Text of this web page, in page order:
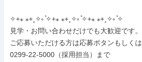
✧+⁎ ⁎+˳✧༚ ̊✧+⁎ ⁎+˳✧༚ ̊✧+⁎ ⁎+˳✧༚ ̊✧
見学・お問い合わせだけでも大歓迎です。
ご応募いただける方は応募ボタンもしくは
0299-22-5000（採用担当）まで